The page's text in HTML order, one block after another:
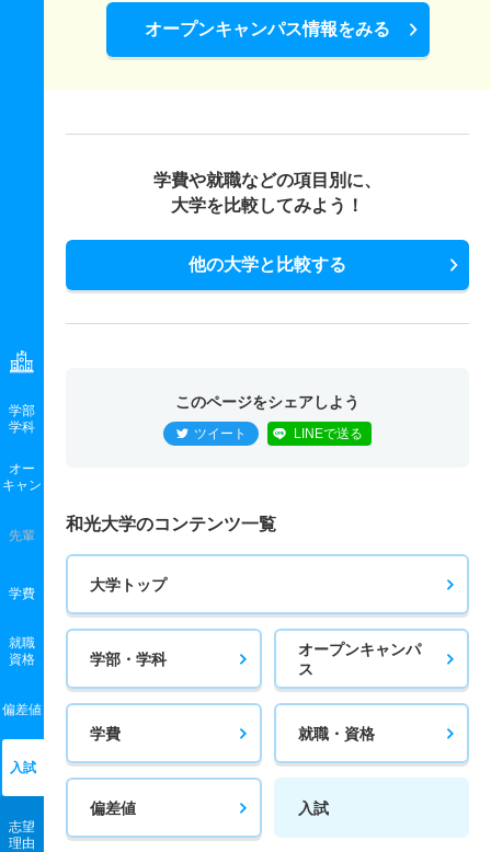
学部
学科
オー
キャン
先輩
学費
就職
資格
偏差値
入試
志望
理由
オープンキャンパス情報をみる
学費や就職などの項目別に、
大学を比較してみよう！
他の大学と比較する
このページをシェアしよう
ツイート LINEで送る
和光大学のコンテンツ一覧
大学トップ
学部・学科
オープンキャンパ
ス
学費 就職・資格
偏差値 入試